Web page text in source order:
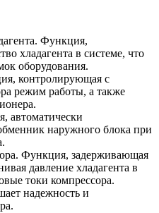
Функция,
хладагента в системе, что
оборудования.
контролирующая с
режим работы, а также
автоматически
наружного блока при
Функция, задерживающая
давление хладагента в
токи компрессора.
надежность и